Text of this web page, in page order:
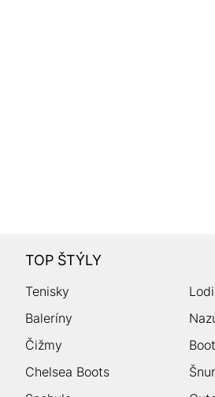
TOP ŠTÝLY
Tenisky
Baleríny
Čižmy
Chelsea Boots